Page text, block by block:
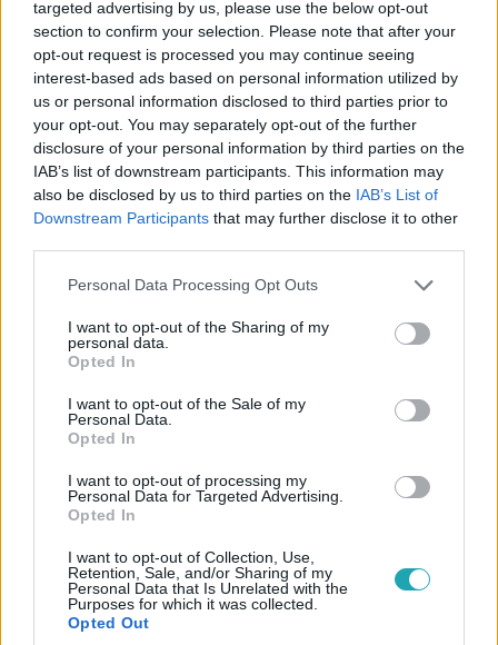
targeted advertising by us, please use the below opt-out
section to confirm your selection. Please note that after your
opt-out request is processed you may continue seeing
interest-based ads based on personal information utilized by
us or personal information disclosed to third parties prior to
your opt-out. You may separately opt-out of the further
disclosure of your personal information by third parties on the
IAB’s list of downstream participants. This information may
also be disclosed by us to third parties on the IAB’s List of
Downstream Participants that may further disclose it to other
Please note that this website/app uses one or more Google
not limited to your visit or usage behaviour. You may click to
grant or deny consent to Google and its third-party tags to
use your data for below specified purposes in below Google
consent section.
Personal Data Processing Opt Outs
I want to opt-out of the Sharing of my
personal data.
Opted In
I want to opt-out of the Sale of my
Personal Data.
Opted In
I want to opt-out of processing my
Personal Data for Targeted Advertising.
Opted In
I want to opt-out of Collection, Use,
Retention, Sale, and/or Sharing of my
Personal Data that Is Unrelated with the
Purposes for which it was collected.
Opted Out
Belföld
2024. március 5. 16:37
Sulyok Tamás meghozta első döntését
köztársasági elnökként
parlamenti döntéssel kezdte a munkáját. Nem dobta
vissza.